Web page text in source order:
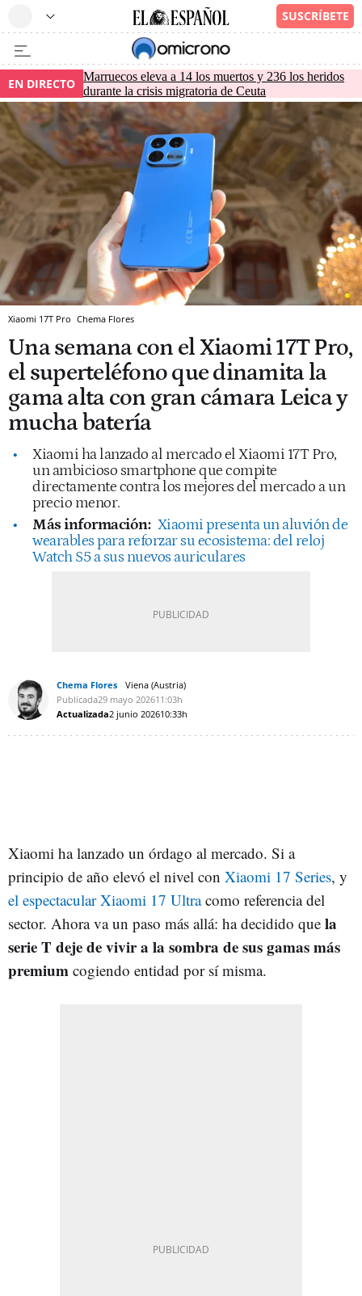
EN DIRECTO Marruecos eleva a 14 los muertos y 236 los heridos
durante la crisis migratoria de Ceuta
Xiaomi 17T Pro Chema Flores
Una semana con el Xiaomi 17T Pro,
el superteléfono que dinamita la
gama alta con gran cámara Leica y
mucha batería
Xiaomi ha lanzado al mercado el Xiaomi 17T Pro,
un ambicioso smartphone que compite
directamente contra los mejores del mercado a un
precio menor.
Más información: Xiaomi presenta un aluvión de
wearables para reforzar su ecosistema: del reloj
Watch S5 a sus nuevos auriculares
Chema Flores
Viena (Austria)
Publicada29 mayo 202611:03h
Actualizada2 junio 202610:33h
Xiaomi ha lanzado un órdago al mercado. Si a
principio de año elevó el nivel con Xiaomi 17 Series, y
el espectacular Xiaomi 17 Ultracomo referencia del
sector. Ahora va un paso más allá: ha decidido que la
serie T deje de vivir a la sombra de sus gamas más
premium cogiendo entidad por sí misma.